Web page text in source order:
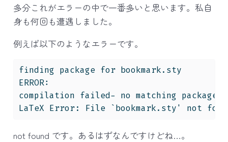
多分これがエラーの中で一番多いと思います。私自
身も何回も遭遇しました。
例えば以下のようなエラーです。
finding package for bookmark.sty
ERROR:
compilation failed- no matching packages
LaTeX Error: File `bookmark.sty' not
not found です。あるはずなんですけどね…。